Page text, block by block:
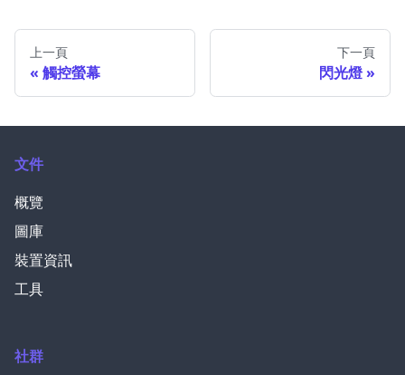
上一頁
觸控螢幕
下一頁
閃光燈
文件
概覽
圖庫
裝置資訊
工具
社群